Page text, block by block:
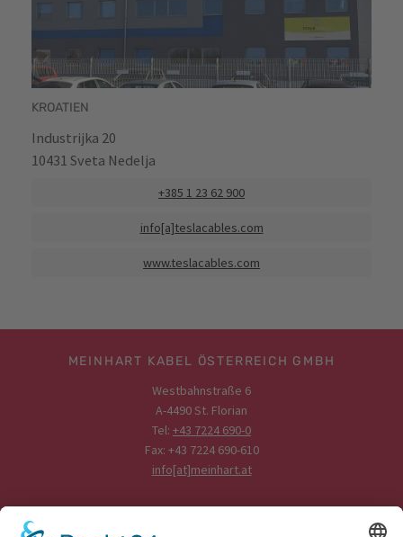
KROATIEN
Industrijka 20
10431 Sveta Nedelja
+385 1 23 62 900
info[a]teslacables.com
www.teslacables.com
MEINHART KABEL ÖSTERREICH GMBH
Westbahnstraße 6
A-4490 St. Florian
Tel: +43 7224 690-0
Fax: +43 7224 690-610
info[at]meinhart.at